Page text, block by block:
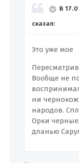
В
сказал:
Это уже мое
Вообще не
ни
народов.
Орки
дланью